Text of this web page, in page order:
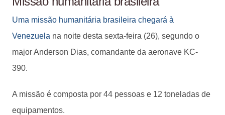
Uma missão humanitária brasileira chegará à
Venezuela na noite desta sexta-feira (26), segundo o
major Anderson Dias, comandante da aeronave KC-
390.
A missão é composta por 44 pessoas e 12 toneladas de
equipamentos.